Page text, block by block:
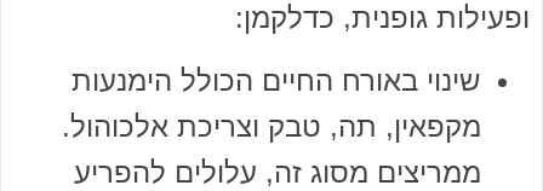
ופעילות גופנית, כדלקמן:
שינוי באורח החיים הכולל הימנעות
מקפאין, תה, טבק וצריכת אלכוהול.
ממריצים מסוג זה, עלולים להפריע